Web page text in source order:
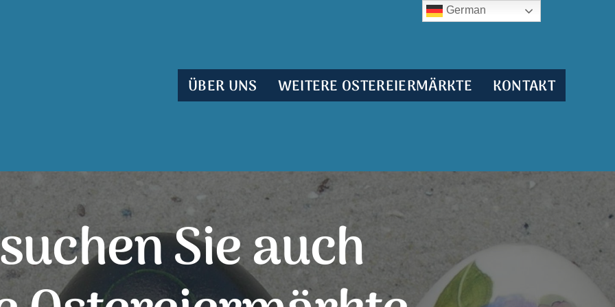
ÜBER UNS WEITERE OSTEREIERMÄRKTE KONTAKT
Sie auch
German